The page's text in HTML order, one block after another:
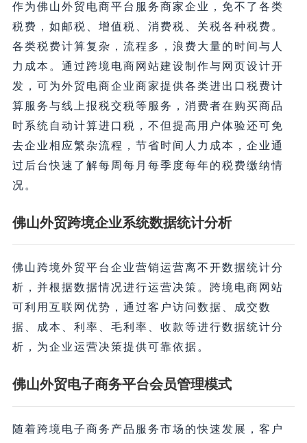
作为佛山外贸电商平台服务商家企业，免不了各类
税费，如邮税、增值税、消费税、关税各种税费。
各类税费计算复杂，流程多，浪费大量的时间与人
力成本。通过跨境电商网站建设制作与网页设计开
发，可为外贸电商企业商家提供各类进出口税费计
算服务与线上报税交税等服务，消费者在购买商品
时系统自动计算进口税，不但提高用户体验还可免
去企业相应繁杂流程，节省时间人力成本，企业通
过后台快速了解每周每月每季度每年的税费缴纳情
况。
佛山外贸跨境企业系统数据统计分析
佛山跨境外贸平台企业营销运营离不开数据统计分
析，并根据数据情况进行运营决策。跨境电商网站
可利用互联网优势，通过客户访问数据、成交数
据、成本、利率、毛利率、收款等进行数据统计分
析，为企业运营决策提供可靠依据。
佛山外贸电子商务平台会员管理模式
随着跨境电子商务产品服务市场的快速发展，客户